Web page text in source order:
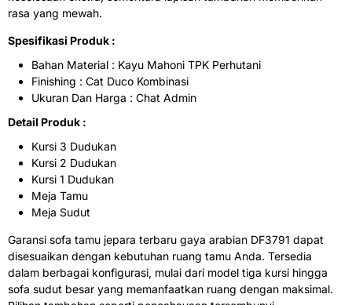
rasa yang mewah.
Spesifikasi Produk :
Bahan Material : Kayu Mahoni TPK Perhutani
Finishing : Cat Duco Kombinasi
Ukuran Dan Harga : Chat Admin
Detail Produk :
Kursi 3 Dudukan
Kursi 2 Dudukan
Kursi 1 Dudukan
Meja Tamu
Meja Sudut
Garansi sofa tamu jepara terbaru gaya arabian DF3791 dapat
disesuaikan dengan kebutuhan ruang tamu Anda. Tersedia
dalam berbagai konfigurasi, mulai dari model tiga kursi hingga
sofa sudut besar yang memanfaatkan ruang dengan maksimal.